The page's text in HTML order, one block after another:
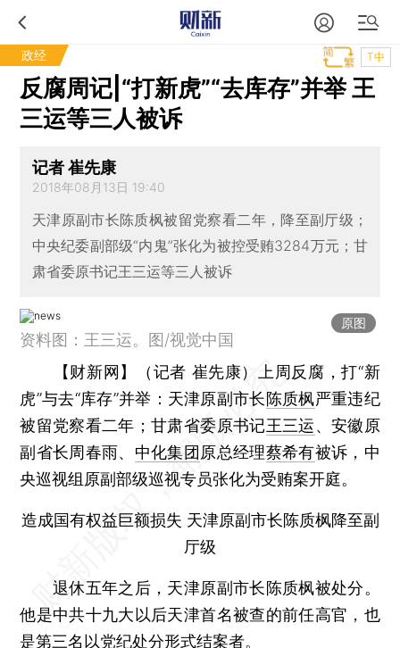
政经 T中
反腐周记|“打新虎”“去库存”并举 王
三运等三人被诉
记者 崔先康
2018年08月13日 19:40
天津原副市长陈质枫被留党察看二年，降至副厅级；
中央纪委副部级“内鬼”张化为被控受贿3284万元；甘
肃省委原书记王三运等三人被诉
原图
资料图：王三运。图/视觉中国
【财新网】（记者 崔先康）
上周反腐，打“新
虎”与去“库存”并举：天津原副市长陈质枫严重违纪
被留党察看二年；甘肃省委原书记王三运、安徽原
副省长周春雨、 中化集团 原总经理蔡希有被诉，中
央巡视组原副部级巡视专员张化为受贿案开庭。
造成国有权益巨额损失 天津原副市长陈质枫降至副
厅级
退休五年之后，天津原副市长陈质枫被处分。
他是中共十九大以后天津首名被查的前任高官，也
是第三名以党纪处分形式结案者。